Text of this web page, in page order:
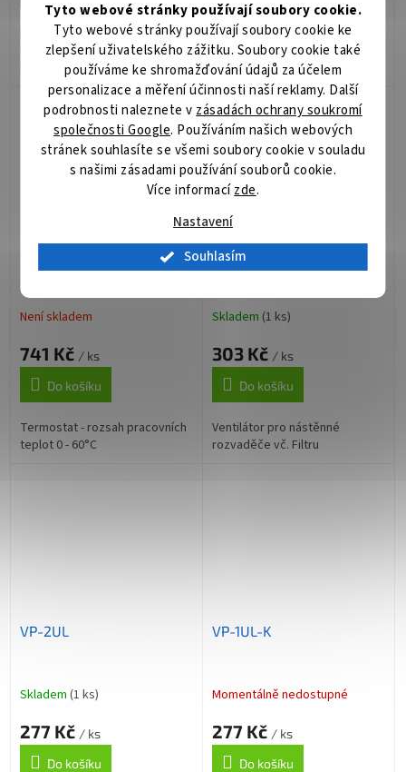
Tyto webové stránky používají soubory cookie.
Tyto webové stránky používají soubory cookie ke
zlepšení uživatelského zážitku. Soubory cookie také
používáme ke shromažďování údajů za účelem
personalizace a měření účinnosti naší reklamy. Další
podrobnosti naleznete v zásadách ochrany soukromí
společnosti Google. Používáním našich webových
stránek souhlasíte se všemi soubory cookie v souladu
s našimi zásadami používání souborů cookie.
Více informacízde.
Nastavení
Souhlasím
Napájecí panel 8 zásuvek 230V,
vypínač, rack 19'', kabel 3m,
hliníkový rám
LEXI-Net Basic Police 250mm,
černá -přední úchyt
Není skladem
741 Kč / ks
Do košíku
Termostat - rozsah pracovních
teplot 0 - 60°C
VENTvčF
Skladem (1 ks)
303 Kč / ks
Do košíku
Ventilátor pro nástěnné
rozvaděče vč. Filtru
VP-2UL
Skladem (1 ks)
277 Kč / ks
Do košíku
VP-1UL-K
Momentálně nedostupné
277 Kč / ks
Do košíku